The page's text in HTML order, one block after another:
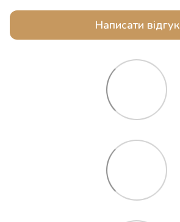
Написати відгук